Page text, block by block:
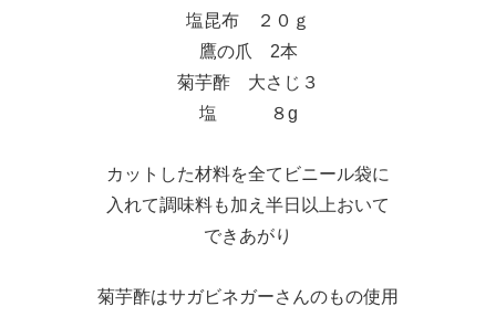
塩昆布 ２０ｇ
鷹の爪 2本
菊芋酢 大さじ３
塩 ８g
カットした材料を全てビニール袋に
入れて調味料も加え半日以上おいて
できあがり
菊芋酢はサガビネガーさんのもの使用